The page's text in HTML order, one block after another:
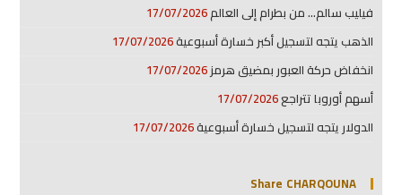
فيليب سالم… من بطرام إلى العالم17/07/2026
الذهب يتجه لتسجيل أكبر خسارة أسبوعية17/07/2026
انخفاض حركة العبور بمضيق هرمز17/07/2026
أسهم أوروبا تتراجع17/07/2026
الدولار يتجه لتسجيل خسارة أسبوعية17/07/2026
Share CHARQOUNA